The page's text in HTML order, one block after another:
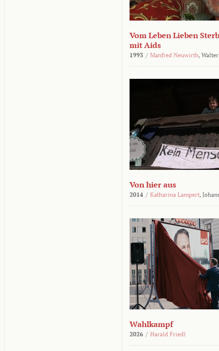
Vom Leben Lieben
mit Aids
1993 / Manfred Neuwirth,
Von hier aus
2014 / Katharina Lampert,
Wahlkampf
2026 / Harald Friedl